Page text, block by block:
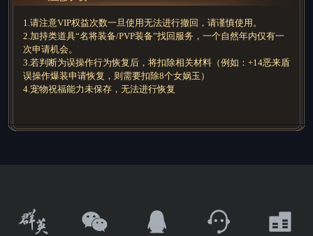
1.请注意VIP权益次数一旦使用无法进行撤回，请谨慎使用。
2.加持类道具“名将装备/PVP装备”找回服务，一个自然年内仅有一
次申请机会。
3.若判断为误操作行为恢复后，将扣除相关材料（例如：+14恶来盾
误操作爆装申请恢复，则需要扣除8个女娲玉）
4.宠物祝福能力未保存，无法进行恢复